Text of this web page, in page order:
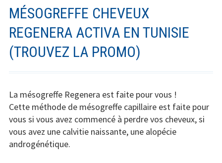
MÉSOGREFFE CHEVEUX
REGENERA ACTIVA EN TUNISIE
(TROUVEZ LA PROMO)
La mésogreffe Regenera est faite pour vous !
Cette méthode de mésogreffe capillaire est faite pour
vous si vous avez commencé à perdre vos cheveux, si
vous avez une calvitie naissante, une alopécie
androgénétique.